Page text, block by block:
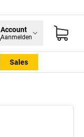
Account
Aanmelden
Sales